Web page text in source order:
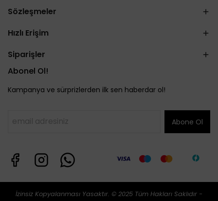
Sözleşmeler
Hızlı Erişim
Siparişler
Abonel Ol!
Kampanya ve sürprizlerden ilk sen haberdar ol!
Abone Ol
İzinsiz Kopyalanması Yasaktır. © 2025 Tüm Hakları Saklıdır -